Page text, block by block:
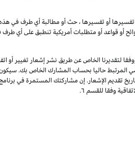
أو تفسيرها ، حث أو مطالبة أي طرف في هذه
أو قواعد أو متطلبات أمريكية تنطبق على أي طرف
لتقديرنا الخاص عن طريق نشر إشعار تغيير أو
المرتبط حاليا بحساب المشارك الخاص بك. سيكون
تقديم الإشعار. إن مشاركتك المستمرة في
وفقا للقسم ٦.